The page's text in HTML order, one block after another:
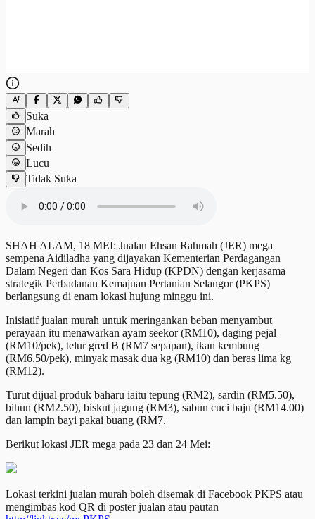
Suka
Marah
Sedih
Lucu
Tidak Suka
SHAH ALAM, 18 MEI: Jualan Ehsan Rahmah (JER) mega
sempena Aidiladha yang dijayakan Kementerian Perdagangan
Dalam Negeri dan Kos Sara Hidup (KPDN) dengan kerjasama
strategik Perbadanan Kemajuan Pertanian Selangor (PKPS)
berlangsung di enam lokasi hujung minggu ini.
Inisiatif jualan murah untuk meringankan beban menyambut
perayaan itu menawarkan ayam seekor (RM10), daging pejal
(RM10/pek), telur gred B (RM7 sepapan), ikan kembung
(RM6.50/pek), minyak masak dua kg (RM10) dan beras lima kg
(RM12).
Turut dijual produk baharu iaitu tepung (RM2), sardin (RM5.50),
bihun (RM2.50), biskut jagung (RM3), sabun cuci baju (RM14.00)
dan lampin bayi pakai buang (RM7.
Berikut lokasi JER mega pada 23 dan 24 Mei:
Lokasi terkini jualan murah boleh disemak di Facebook PKPS atau
mengimbas kod QR di poster jualan atau pautan